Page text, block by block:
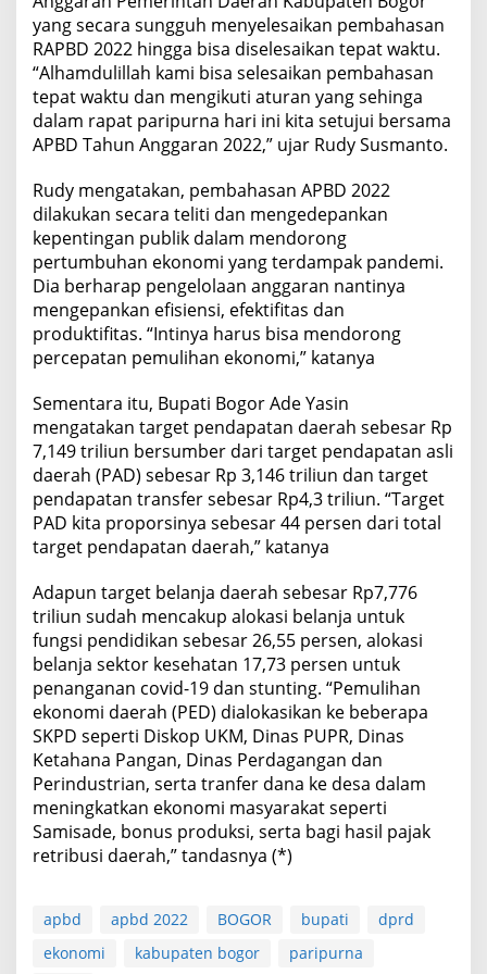
yang secara sungguh menyelesaikan pembahasan
RAPBD 2022 hingga bisa diselesaikan tepat waktu.
“Alhamdulillah kami bisa selesaikan pembahasan
tepat waktu dan mengikuti aturan yang sehinga
dalam rapat paripurna hari ini kita setujui bersama
APBD Tahun Anggaran 2022,” ujar Rudy Susmanto.
Rudy mengatakan, pembahasan APBD 2022
dilakukan secara teliti dan mengedepankan
kepentingan publik dalam mendorong
pertumbuhan ekonomi yang terdampak pandemi.
Dia berharap pengelolaan anggaran nantinya
mengepankan efisiensi, efektifitas dan
produktifitas. “Intinya harus bisa mendorong
percepatan pemulihan ekonomi,” katanya
Sementara itu, Bupati Bogor Ade Yasin
mengatakan target pendapatan daerah sebesar Rp
7,149 triliun bersumber dari target pendapatan asli
daerah (PAD) sebesar Rp 3,146 triliun dan target
pendapatan transfer sebesar Rp4,3 triliun. “Target
PAD kita proporsinya sebesar 44 persen dari total
target pendapatan daerah,” katanya
Adapun target belanja daerah sebesar Rp7,776
triliun sudah mencakup alokasi belanja untuk
fungsi pendidikan sebesar 26,55 persen, alokasi
belanja sektor kesehatan 17,73 persen untuk
penanganan covid-19 dan stunting. “Pemulihan
ekonomi daerah (PED) dialokasikan ke beberapa
SKPD seperti Diskop UKM, Dinas PUPR, Dinas
Ketahana Pangan, Dinas Perdagangan dan
Perindustrian, serta tranfer dana ke desa dalam
meningkatkan ekonomi masyarakat seperti
Samisade, bonus produksi, serta bagi hasil pajak
retribusi daerah,” tandasnya (*)
apbd apbd 2022 BOGOR bupati
dprd
ekonomi
kabupaten bogor paripurna